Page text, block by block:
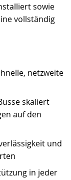
sowie
vollständig
netzweite
skaliert
auf den
und
in jeder